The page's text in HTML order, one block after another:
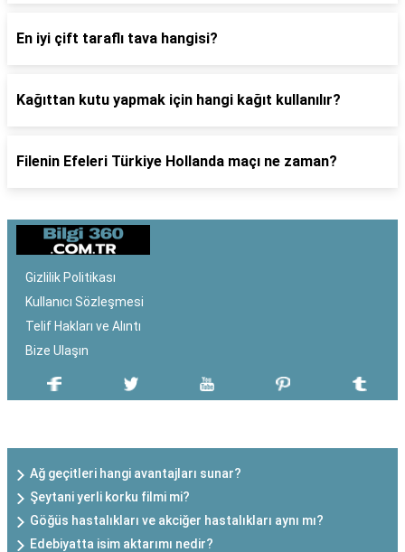
En iyi çift taraflı tava hangisi?
Kağıttan kutu yapmak için hangi kağıt kullanılır?
Filenin Efeleri Türkiye Hollanda maçı ne zaman?
Gizlilik Politikası
Kullanıcı Sözleşmesi
Telif Hakları ve Alıntı
Bize Ulaşın
Ağ geçitleri hangi avantajları sunar?
Şeytani yerli korku filmi mi?
Göğüs hastalıkları ve akciğer hastalıkları aynı mı?
Edebiyatta isim aktarımı nedir?